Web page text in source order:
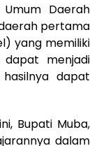
Daerah
pertama
yang memiliki
dapat menjadi
dapat
Bupati Muba,
dalam